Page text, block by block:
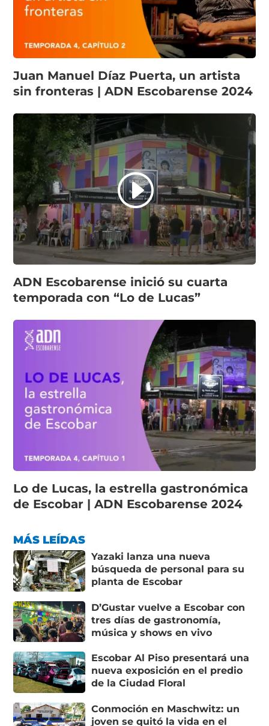
Juan Manuel Díaz Puerta, un artista
sin fronteras | ADN Escobarense 2024
ADN Escobarense inició su cuarta
temporada con “Lo de Lucas”
Lo de Lucas, la estrella gastronómica
de Escobar | ADN Escobarense 2024
MÁS LEÍDAS
Yazaki lanza una nueva
búsqueda de personal para su
planta de Escobar
D’Gustar vuelve a Escobar con
tres días de gastronomía,
música y shows en vivo
Escobar Al Piso presentará una
nueva exposición en el predio
de la Ciudad Floral
Conmoción en Maschwitz: un
joven se quitó la vida en el